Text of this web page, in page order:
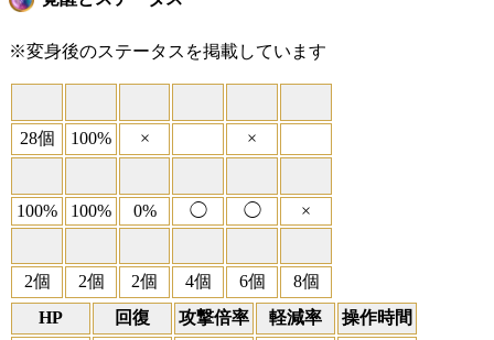
※変身後のステータスを掲載しています
28個 100% × ×
100% 100% 0% ◯ ◯ ×
2個 2個 2個 4個 6個
8個
HP
回復 攻撃倍率 軽減率
操作時間